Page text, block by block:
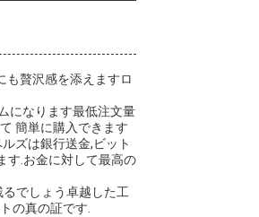
も贅沢感を添えますロ
になります最低注文量
簡単に購入できます
ズは銀行送金,ビット
す.お金に対して最高の
でしょう卓越した工
の真の証です.